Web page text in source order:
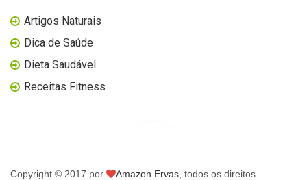
Artigos Naturais
Dica de Saúde
Dieta Saudável
Receitas Fitness
Copyright © 2017 por Amazon Ervas , todos os direitos